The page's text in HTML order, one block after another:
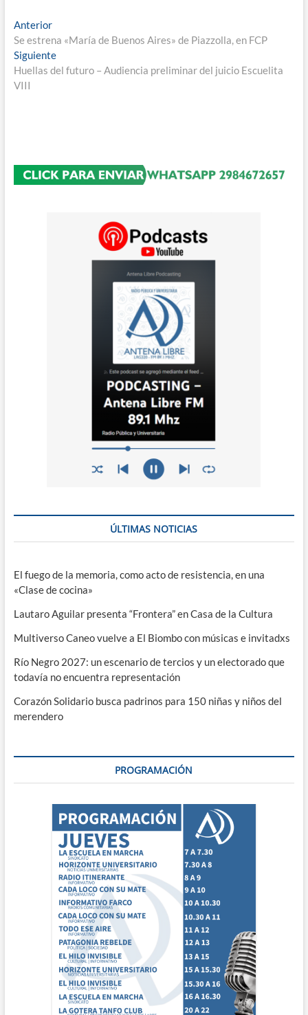
Navegación
de
entradas
AnteriorEntrada
anterior:
Se estrena «María de Buenos Aires» de Piazzolla, en FCP
SiguienteEntrada
siguiente:
Huellas del futuro – Audiencia preliminar del juicio Escuelita
VIII
ÚLTIMAS NOTICIAS
El fuego de la memoria, como acto de resistencia, en una
«Clase de cocina»
Lautaro Aguilar presenta “Frontera” en Casa de la Cultura
Multiverso Caneo vuelve a El Biombo con músicas e invitadxs
Río Negro 2027: un escenario de tercios y un electorado que
todavía no encuentra representación
Corazón Solidario busca padrinos para 150 niñas y niños del
merendero
PROGRAMACIÓN